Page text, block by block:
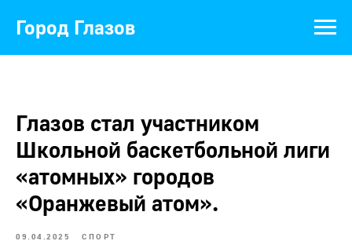
Город Глазов
Глазов стал участником
Школьной баскетбольной лиги
«атомных» городов
«Оранжевый атом».
09.04.2025 СПОРТ